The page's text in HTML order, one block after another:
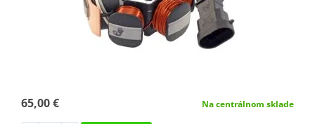
65,00 € Na centrálnom sklade